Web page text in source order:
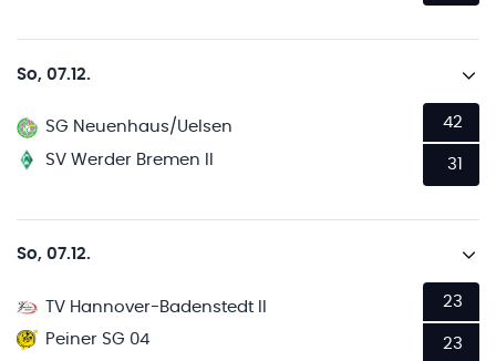
So, 07.12.
SG Neuenhaus/Uelsen
SV Werder Bremen II
42
31
So, 07.12.
TV Hannover-Badenstedt II
Peiner SG 04
23
23